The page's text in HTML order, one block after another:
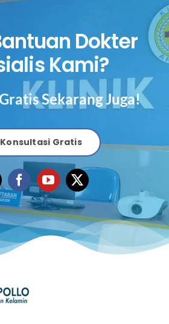
Dokter
Kami?
Sekarang Juga!
Konsultasi Gratis